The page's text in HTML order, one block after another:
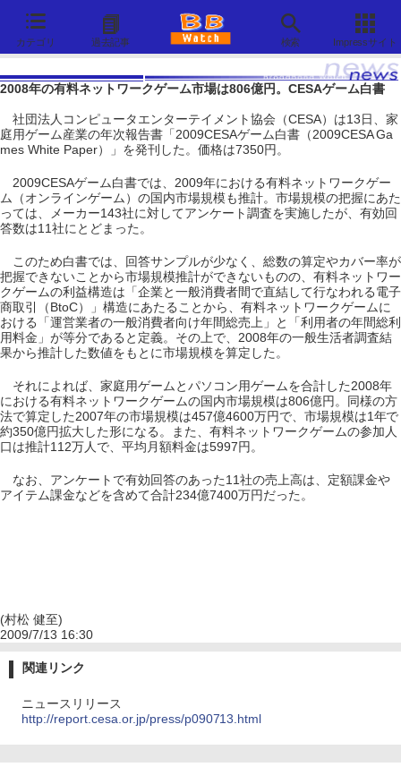
カテゴリ 過去記事 検索 Impressサイト
2008年の有料ネットワークゲーム市場は806億円。CESAゲーム白書
社団法人コンピュータエンターテイメント協会（CESA）は13日、家
庭用ゲーム産業の年次報告書「2009CESAゲーム白書（2009CESA Ga
mes White Paper）」を発刊した。価格は7350円。
2009CESAゲーム白書では、2009年における有料ネットワークゲー
ム（オンラインゲーム）の国内市場規模も推計。市場規模の把握にあた
っては、メーカー143社に対してアンケート調査を実施したが、有効回
答数は11社にとどまった。
このため白書では、回答サンプルが少なく、総数の算定やカバー率が
把握できないことから市場規模推計ができないものの、有料ネットワー
クゲームの利益構造は「企業と一般消費者間で直結して行なわれる電子
商取引（BtoC）」構造にあたることから、有料ネットワークゲームに
おける「運営業者の一般消費者向け年間総売上」と「利用者の年間総利
用料金」が等分であると定義。その上で、2008年の一般生活者調査結
果から推計した数値をもとに市場規模を算定した。
それによれば、家庭用ゲームとパソコン用ゲームを合計した2008年
における有料ネットワークゲームの国内市場規模は806億円。同様の方
法で算定した2007年の市場規模は457億4600万円で、市場規模は1年で
約350億円拡大した形になる。また、有料ネットワークゲームの参加人
口は推計112万人で、平均月額料金は5997円。
なお、アンケートで有効回答のあった11社の売上高は、定額課金や
アイテム課金などを含めて合計234億7400万円だった。
(村松 健至)
2009/7/13 16:30
関連リンク
ニュースリリース
http://report.cesa.or.jp/press/p090713.html